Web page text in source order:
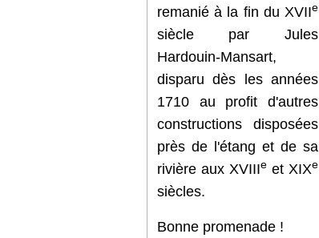
remanié à la fin du XVIIe
siècle par Jules
Hardouin-Mansart,
disparu dès les années
1710 au profit d'autres
constructions disposées
près de l'étang et de sa
rivière aux XVIIIeet XIXe
siècles.
Bonne promenade !